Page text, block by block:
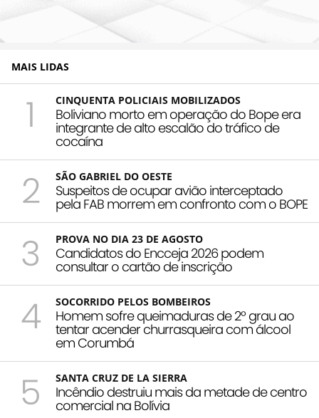
MAIS LIDAS
1 CINQUENTA POLICIAIS MOBILIZADOS
Boliviano morto em operação do Bope era
integrante de alto escalão do tráfico de
cocaína
2 SÃO GABRIEL DO OESTE
Suspeitos de ocupar avião interceptado
pela FAB morrem em confronto com o BOPE
3 PROVA NO DIA 23 DE AGOSTO
Candidatos do Encceja 2026 podem
consultar o cartão de inscrição
4 SOCORRIDO PELOS BOMBEIROS
Homem sofre queimaduras de 2º grau ao
tentar acender churrasqueira com álcool
em Corumbá
5 SANTA CRUZ DE LA SIERRA
Incêndio destruiu mais da metade de centro
comercial na Bolívia